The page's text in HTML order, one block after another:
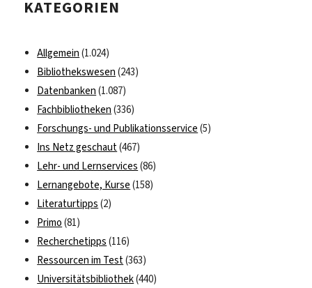
KATEGORIEN
Allgemein (1.024)
Bibliothekswesen (243)
Datenbanken (1.087)
Fachbibliotheken (336)
Forschungs- und Publikationsservice (5)
Ins Netz geschaut(467)
Lehr- und Lernservices (86)
Lernangebote, Kurse (158)
Literaturtipps (2)
Primo (81)
Recherchetipps (116)
Ressourcen im Test(363)
Universitätsbibliothek(440)